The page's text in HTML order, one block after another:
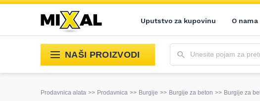
Uputstvo za kupovinu O nama
NAŠI PROIZVODI
Prodavnica alata >> Prodavnica >> Burgije >> Burgije za beton >> Burgije za